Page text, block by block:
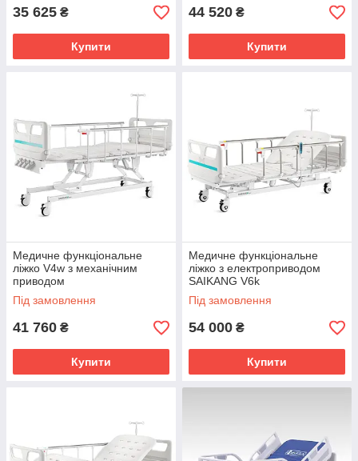
35 625 ₴
Купити
44 520 ₴
Купити
Медичне функціональне
ліжко V4w з механічним
приводом
Під замовлення
41 760 ₴
Купити
Медичне функціональне
ліжко з електроприводом
SAIKANG V6k
Під замовлення
54 000 ₴
Купити